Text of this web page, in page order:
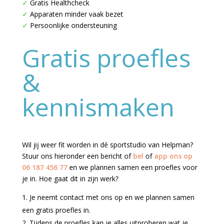
✓ Gratis Healthcheck
✓ Apparaten minder vaak bezet
✓ Persoonlijke ondersteuning
Gratis proefles
&
kennismaken
Wil jij weer fit worden in dé sportstudio van Helpman?
Stuur ons hieronder een bericht of bel of app ons op
06 187 456 77en we plannen samen een proefles voor
je in. Hoe gaat dit in zijn werk?
Je neemt contact met ons op en we plannen samen
een gratis proefles in.